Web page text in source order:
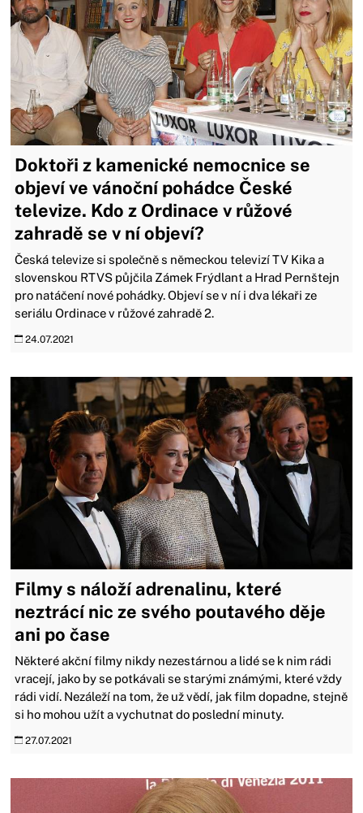
Doktoři z kamenické nemocnice se
objeví ve vánoční pohádce České
televize. Kdo z Ordinace v růžové
zahradě se v ní objeví?
Česká televize si společně s německou televizí TV Kika a
slovenskou RTVS půjčila Zámek Frýdlant a Hrad Pernštejn
pro natáčení nové pohádky. Objeví se v ní i dva lékaři ze
seriálu Ordinace v růžové zahradě 2.
24.07.2021
Filmy s náloží adrenalinu, které
neztrácí nic ze svého poutavého děje
ani po čase
Některé akční filmy nikdy nezestárnou a lidé se k nim rádi
vracejí, jako by se potkávali se starými známými, které vždy
rádi vidí. Nezáleží na tom, že už vědí, jak film dopadne, stejně
si ho mohou užít a vychutnat do poslední minuty.
27.07.2021